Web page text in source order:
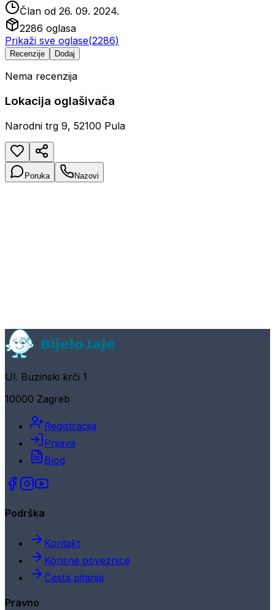
Član od 26. 09. 2024.
2286 oglasa
Prikaži sve oglase(2286)
Recenzije Dodaj
Nema recenzija
Lokacija oglašivača
Narodni trg 9, 52100 Pula
Poruka Nazovi
Ul. Buzinski krči 1
10000 Zagreb
Registracija
Prijava
Blog
Podrška
Kontakt
Korisne poveznice
Česta pitanja
Pravno